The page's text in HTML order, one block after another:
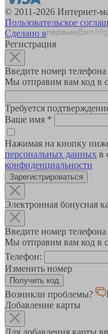
© 2011-2026 Интернет-
Пользовательское
Сделано в
Регистрация
Введите номер телефона
Мы отправим вам код в
Требуется
Ваше имя *
Нажимая на кнопку
персональных данных в
конфиденциальности
Зарегистрироваться
Электронная бонусная
Введите номер телефона
Мы отправим вам код в
Телефон:
Изменить номер
Возникли проблемы?
Добавление карты